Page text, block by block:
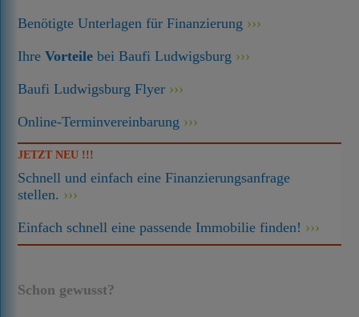
Benötigte Unterlagen für Finanzierung
IhreVorteile bei Baufi Ludwigsburg
Baufi Ludwigsburg Flyer
Online-Terminvereinbarung
JETZT NEU !!!
Schnell und einfach eine Finanzierungsanfrage
stellen.
Einfach schnell eine passende Immobilie finden!
Schon gewusst?